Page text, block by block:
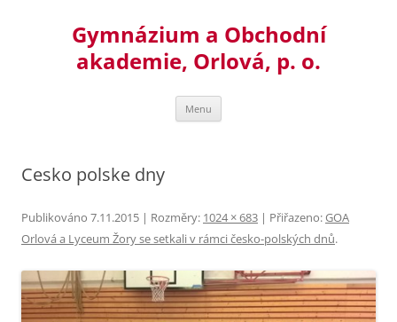
Gymnázium a Obchodní
akademie, Orlová, p. o.
Menu
Cesko polske dny
Publikováno 7.11.2015 | Rozměry: 1024 × 683 | Přiřazeno:GOA
Orlová a Lyceum Žory se setkali v rámci česko-polských dnů.